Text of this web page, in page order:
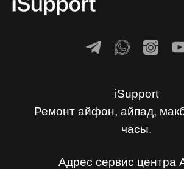
iSupport
Ремонт айфон, айпад,
часы.
Адрес сервис центра